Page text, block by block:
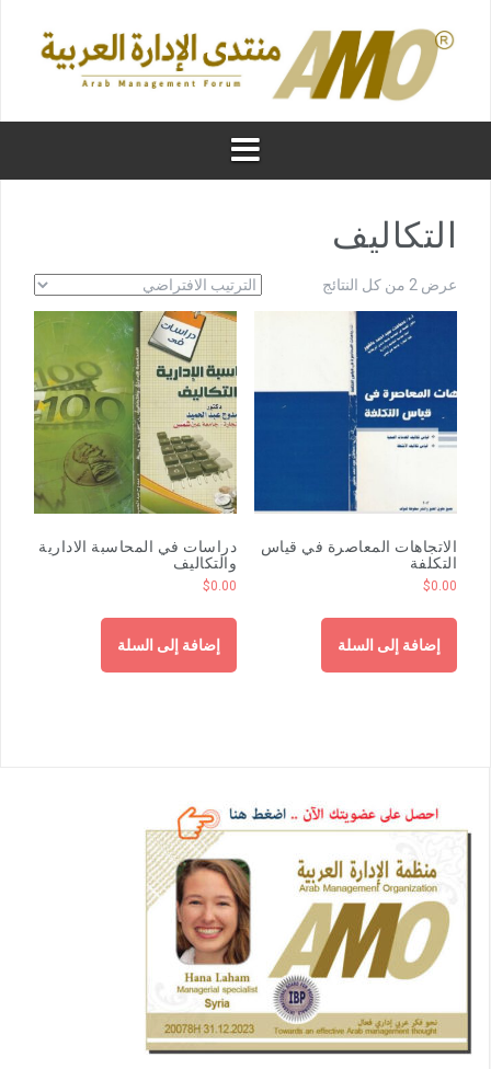
التكاليف
عرض ⁦2⁩ من كل النتائج
الاتجاهات المعاصرة في قياس
التكلفة
$0.00
إضافة إلى السلة
دراسات في المحاسبة الادارية
والتكاليف
$0.00
إضافة إلى السلة